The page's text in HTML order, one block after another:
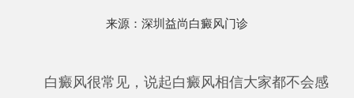
来源： 深圳益尚白癜风门诊
白癜风很常见，说起白癜风相信大家都不会感